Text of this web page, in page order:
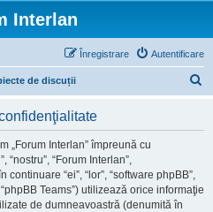
Interlan
Autentificare
Înregistrare
de discuții
„Forum Interlan” împreună cu
“Forum Interlan”,
“ei”, “lor”, “software phpBB”,
Teams”) utilizează orice informaţie
de dumneavoastră (denumită în